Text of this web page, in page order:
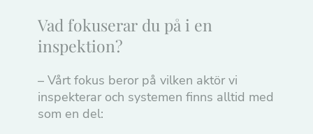
Vad fokuserar du på i en
inspektion?
– Vårt fokus beror på vilken aktör vi
inspekterar och systemen finns alltid med
som en del: